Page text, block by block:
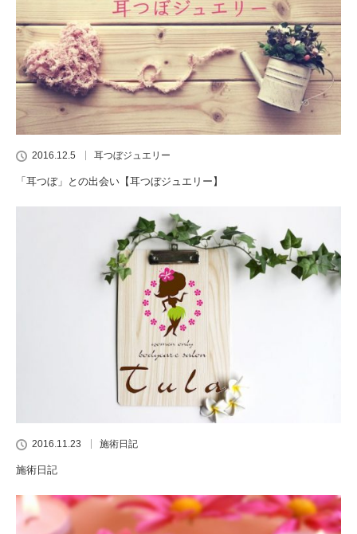
2016.12.5 耳つぼジュエリー
「耳つぼ」との出会い【耳つぼジュエリー】
2016.11.23 施術日記
施術日記